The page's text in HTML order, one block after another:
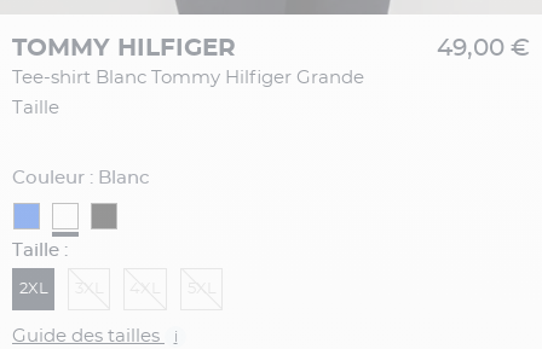
TOMMY HILFIGER
Tee-shirt Blanc Tommy Hilfiger Grande
Taille
49,00 €
Couleur : Blanc
Taille :
2XL
Guide des tailles i